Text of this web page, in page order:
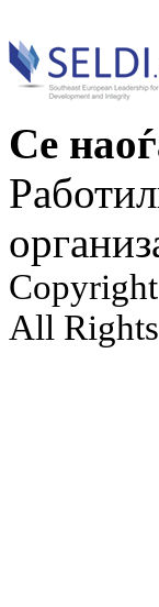
Се
All